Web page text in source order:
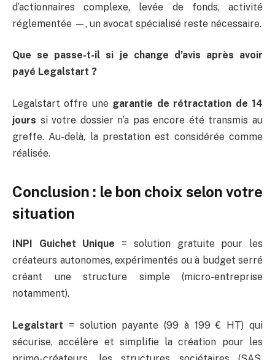
d’actionnaires complexe, levée de fonds, activité
réglementée —, un avocat spécialisé reste nécessaire.
Que se passe-t-il si je change d’avis après avoir
payé Legalstart ?
Legalstart offre une garantie de rétractation de 14
jours si votre dossier n’a pas encore été transmis au
greffe. Au-delà, la prestation est considérée comme
réalisée.
Conclusion : le bon choix selon votre
situation
INPI Guichet Unique = solution gratuite pour les
créateurs autonomes, expérimentés ou à budget serré
créant une structure simple (micro-entreprise
notamment).
Legalstart = solution payante (99 à 199 € HT) qui
sécurise, accélère et simplifie la création pour les